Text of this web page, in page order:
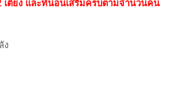
เตียง และที่นอนเสริมครบตามจำนวนคน
ง